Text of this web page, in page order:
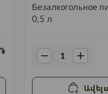
Безалкогольное
0,5 л